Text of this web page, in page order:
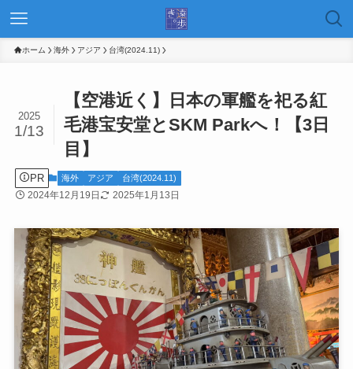
ホーム 海外 アジア 台湾(2024.11)
【空港近く】日本の軍艦を祀る紅
毛港宝安堂とSKM Parkへ！【3日
目】
2025
1/13
PR 海外 アジア 台湾(2024.11)
2024年12月19日 2025年1月13日